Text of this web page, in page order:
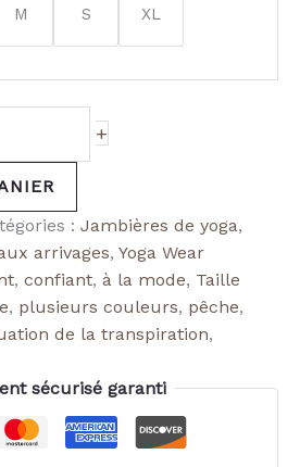
M S XL
+
: Jambières de yoga,
arrivages, Yoga Wear
, confiant, à la mode, Taille
, plusieurs couleurs, pêche,
de la transpiration,
sécurisé garanti